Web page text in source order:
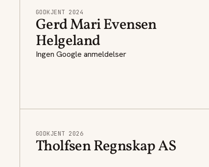
GODKJENT 2024
Gerd Mari Evensen
Helgeland
Ingen Google anmeldelser
GODKJENT 2026
Tholfsen Regnskap AS